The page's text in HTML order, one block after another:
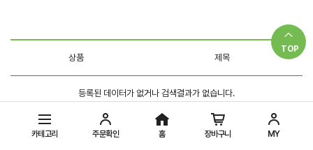
카테고리 주문확인 홈 장바구니 MY
TOP